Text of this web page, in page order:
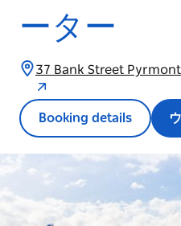
ーター
37 Bank Street
Booking details